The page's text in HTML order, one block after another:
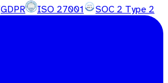
GDPR ISO 27001 SOC 2 Type 2